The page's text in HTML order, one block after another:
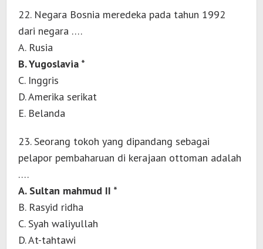
22. Negara Bosnia meredeka pada tahun 1992
dari negara ….
A. Rusia
B. Yugoslavia *
C. Inggris
D. Amerika serikat
E. Belanda
23. Seorang tokoh yang dipandang sebagai
pelapor pembaharuan di kerajaan ottoman adalah
….
A. Sultan mahmud II *
B. Rasyid ridha
C. Syah waliyullah
D. At-tahtawi